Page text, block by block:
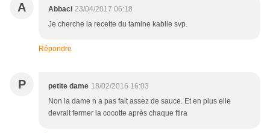
A Abbaci 23/04/2017 06:18
Je cherche la recette du tamine kabile svp.
Répondre
P petite dame 18/02/2016 16:03
Non la dame n a pas fait assez de sauce. Et en plus elle
devrait fermer la cocotte après chaque ftira